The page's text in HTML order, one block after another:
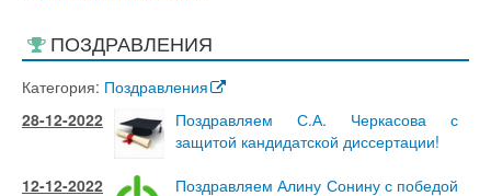
ПОЗДРАВЛЕНИЯ
Категория: Поздравления
28-12-2022
Поздравляем С.А. Черкасова с
защитой кандидатской диссертации!
12-12-2022
Поздравляем Алину Сонину с победой